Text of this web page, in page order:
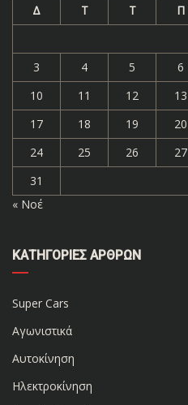
Δ
Τ Τ Π
3
4 5 6
10
11 12 13
17
18 19 20
24
25 26 27
31
« Νοέ
ΚΑΤΗΓΟΡΊΕΣ ΆΡΘΡΩΝ
Super Cars
Αγωνιστικά
Αυτοκίνηση
Ηλεκτροκίνηση